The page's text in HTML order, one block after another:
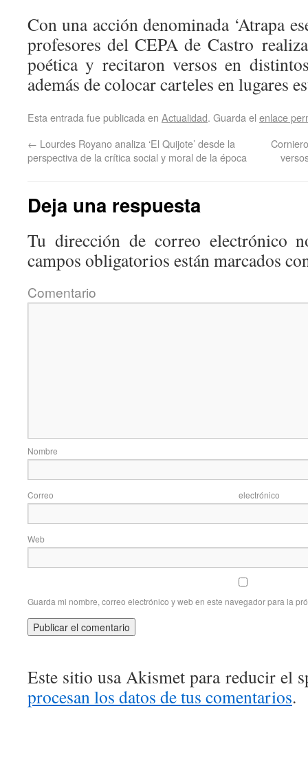
Con una acción denominada ‘Atrapa
profesores del CEPA de Castro
poética y recitaron versos en
además de colocar carteles en lugares
Esta entrada fue publicada en Actualidad. Guarda el enlace
← Lourdes Royano analiza ‘El Quijote’ desde la
perspectiva de la crítica social y moral de la época
Deja una respuesta
Tu dirección de correo electrónico
campos obligatorios están marcados
Correo
Web
Guarda mi nombre, correo electrónico y web en este navegador para la
Este sitio usa Akismet para reducir el
procesan los datos de tus comentarios.